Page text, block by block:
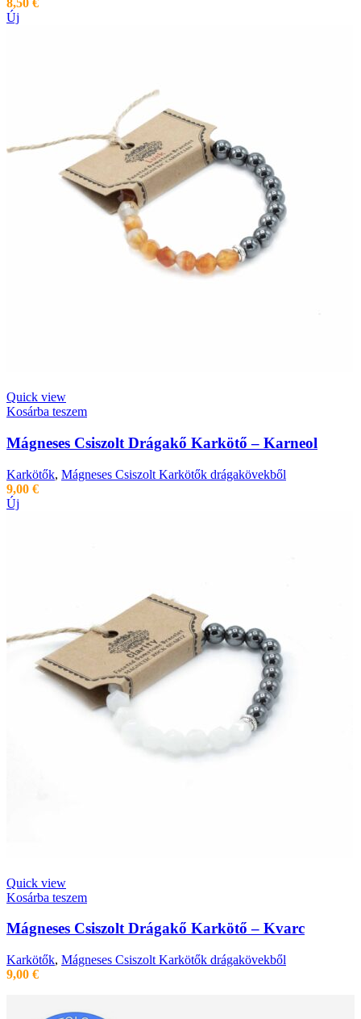
8,50 €
Új
Quick view
Kosárba teszem
Mágneses Csiszolt Drágakő Karkötő – Karneol
Karkötők, Mágneses Csiszolt Karkötők drágakövekből
9,00 €
Új
Quick view
Kosárba teszem
Mágneses Csiszolt Drágakő Karkötő – Kvarc
Karkötők, Mágneses Csiszolt Karkötők drágakövekből
9,00 €